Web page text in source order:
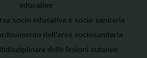
educativo
socio educativa e socio sanitaria
dell’area sociosanitaria
delle lesioni cutanee